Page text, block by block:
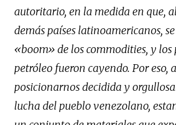
autoritario, en la medida en que,
demás países latinoamericanos,
«boom» de los commodities, y los
petróleo fueron cayendo. Por eso,
posicionarnos decidida y
lucha del pueblo venezolano,